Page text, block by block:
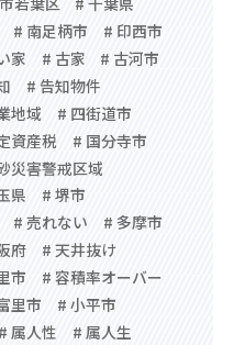
# 南足柄市
# 印西市
家 # 古家
# 古河市
# 告知物件
地域
# 四街道市
資産税
# 国分寺市
災害警戒区域
県
# 堺市
# 売れない
# 多摩市
府
# 天井抜け
市
# 容積率オーバー
里市
# 小平市
# 属人性
# 属人生